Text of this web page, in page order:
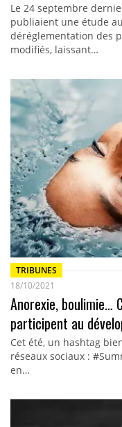
Le 24 septembre
publiaient une étude
déréglementation des
modifiés, laissant…
TRIBUNES
18/10/2021
Anorexie, boulimie…
participent au
Cet été, un hashtag
réseaux sociaux :
en…